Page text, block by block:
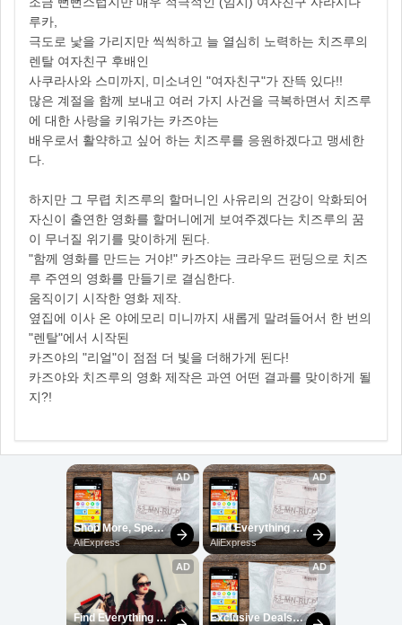
루카,
극도로 낯을 가리지만 씩씩하고 늘 열심히 노력하는 치즈루의
렌탈 여자친구 후배인
사쿠라사와 스미까지, 미소녀인 "여자친구"가 잔뜩 있다!!
많은 계절을 함께 보내고 여러 가지 사건을 극복하면서 치즈루
에 대한 사랑을 키워가는 카즈야는
배우로서 활약하고 싶어 하는 치즈루를 응원하겠다고 맹세한
다.
하지만 그 무렵 치즈루의 할머니인 사유리의 건강이 악화되어
자신이 출연한 영화를 할머니에게 보여주겠다는 치즈루의 꿈
이 무너질 위기를 맞이하게 된다.
"함께 영화를 만드는 거야!" 카즈야는 크라우드 펀딩으로 치즈
루 주연의 영화를 만들기로 결심한다.
움직이기 시작한 영화 제작.
옆집에 이사 온 야에모리 미니까지 새롭게 말려들어서 한 번의
"렌탈"에서 시작된
카즈야의 "리얼"이 점점 더 빛을 더해가게 된다!
카즈야와 치즈루의 영화 제작은 과연 어떤 결과를 맞이하게 될
지?!